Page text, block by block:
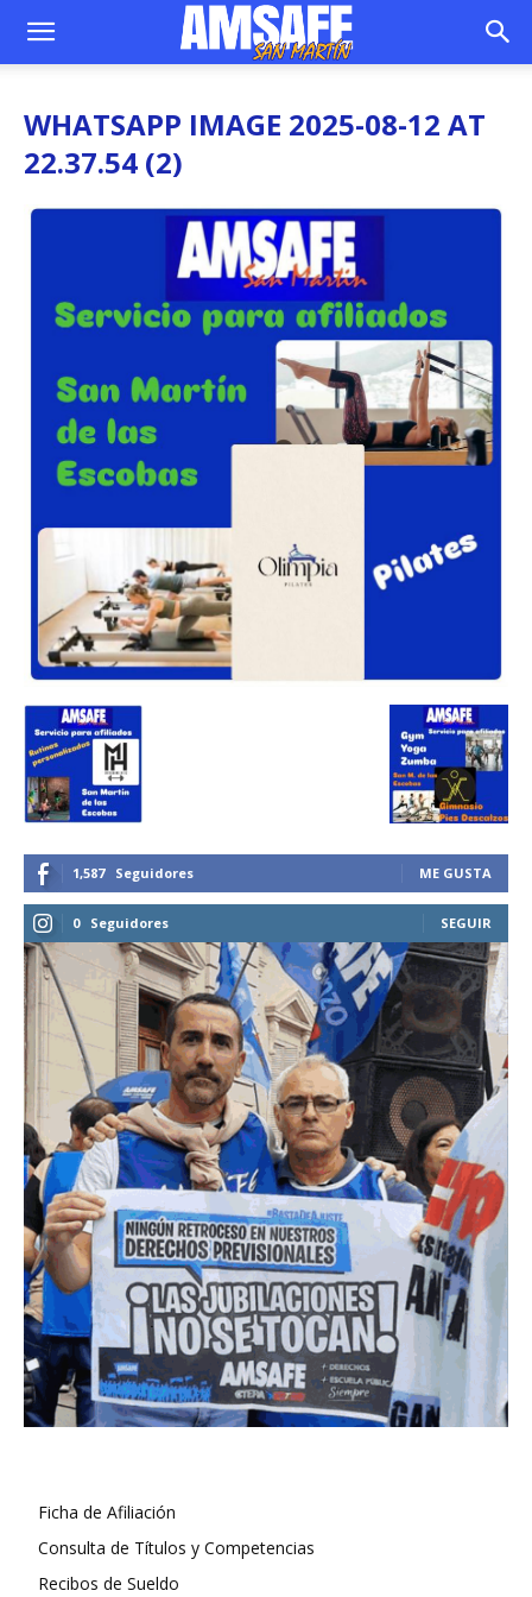
WHATSAPP IMAGE 2025-08-12 AT
22.37.54 (2)
1,587 Seguidores ME GUSTA
0 Seguidores SEGUIR
Ficha de Afiliación
Consulta de Títulos y Competencias
Recibos de Sueldo